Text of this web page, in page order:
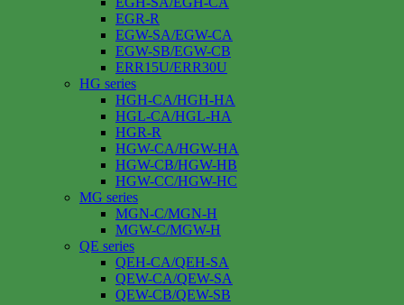
EGR-R
EGW-SA/EGW-CA
EGW-SB/EGW-CB
ERR15U/ERR30U
HG series
HGH-CA/HGH-HA
HGL-CA/HGL-HA
HGR-R
HGW-CA/HGW-HA
HGW-CB/HGW-HB
HGW-CC/HGW-HC
MG series
MGN-C/MGN-H
MGW-C/MGW-H
QE series
QEH-CA/QEH-SA
QEW-CA/QEW-SA
QEW-CB/QEW-SB